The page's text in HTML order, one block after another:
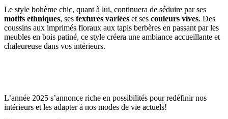
Le style bohème chic, quant à lui, continuera de séduire par ses
motifs ethniques, ses textures variées et ses couleurs vives. Des
coussins aux imprimés floraux aux tapis berbères en passant par les
meubles en bois patiné, ce style créera une ambiance accueillante et
chaleureuse dans vos intérieurs.
L’année 2025 s’annonce riche en possibilités pour redéfinir nos
intérieurs et les adapter à nos modes de vie actuels!